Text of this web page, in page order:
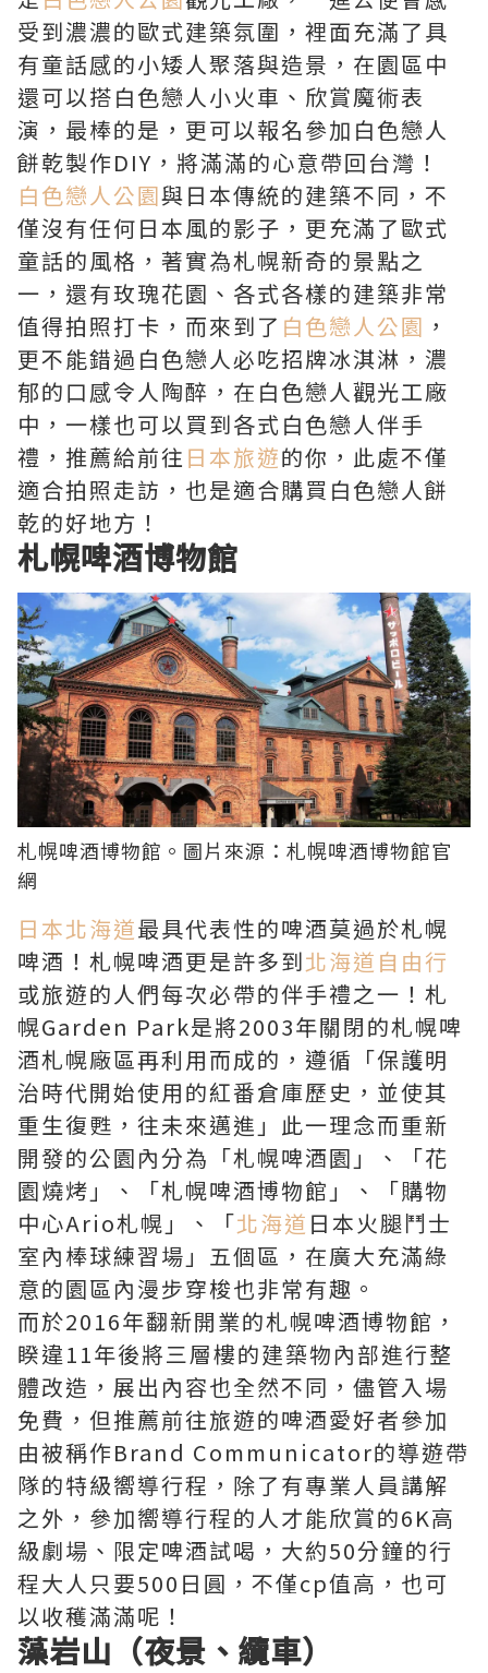
受到濃濃的歐式建築氛圍，裡面充滿了具
有童話感的小矮人聚落與造景，在園區中
還可以搭白色戀人小火車、欣賞魔術表
演，最棒的是，更可以報名參加白色戀人
餅乾製作DIY，將滿滿的心意帶回台灣！
白色戀人公園與日本傳統的建築不同，不
僅沒有任何日本風的影子，更充滿了歐式
童話的風格，著實為札幌新奇的景點之
一，還有玫瑰花園、各式各樣的建築非常
值得拍照打卡，而來到了 白色戀人公園 ，
更不能錯過白色戀人必吃招牌冰淇淋，濃
郁的口感令人陶醉，在白色戀人觀光工廠
中，一樣也可以買到各式白色戀人伴手
禮，推薦給前往 日本旅遊的你，此處不僅
適合拍照走訪，也是適合購買白色戀人餅
乾的好地方！
札幌啤酒博物館
札幌啤酒博物館。圖片來源： 札幌啤酒博物館官
網
日本北海道最具代表性的啤酒莫過於札幌
啤酒！札幌啤酒更是許多到北海道自由行
或旅遊的人們每次必帶的伴手禮之一！札
幌Garden Park是將2003年關閉的札幌啤
酒札幌廠區再利用而成的，遵循「保護明
治時代開始使用的紅番倉庫歷史，並使其
重生復甦，往未來邁進」此一理念而重新
開發的公園內分為「札幌啤酒園」、「花
園燒烤」、「札幌啤酒博物館」、「購物
中心Ario札幌」、「北海道 日本火腿鬥士
室內棒球練習場」五個區，在廣大充滿綠
意的園區內漫步穿梭也非常有趣。
而於2016年翻新開業的札幌啤酒博物館，
睽違11年後將三層樓的建築物內部進行整
體改造，展出內容也全然不同，儘管入場
免費，但推薦前往旅遊的啤酒愛好者參加
由被稱作Brand Communicator的導遊帶
隊的特級嚮導行程，除了有專業人員講解
之外，參加嚮導行程的人才能欣賞的6K高
級劇場、限定啤酒試喝，大約50分鐘的行
程大人只要500日圓，不僅cp值高，也可
以收穫滿滿呢！
藻岩山（夜景、纜車）